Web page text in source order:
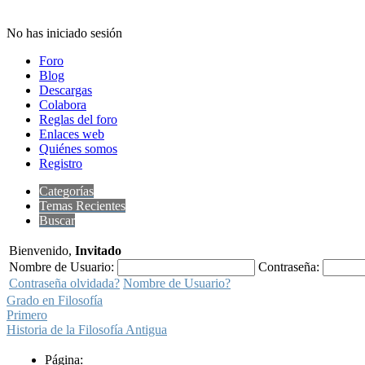
No has iniciado sesión
Foro
Blog
Descargas
Colabora
Reglas del foro
Enlaces web
Quiénes somos
Registro
Categorías
Temas Recientes
Buscar
Bienvenido, Invitado
Nombre de Usuario:
Contraseña:
Contraseña olvidada? Nombre de Usuario?
Grado en Filosofía
Primero
Historia de la Filosofía Antigua
Página: